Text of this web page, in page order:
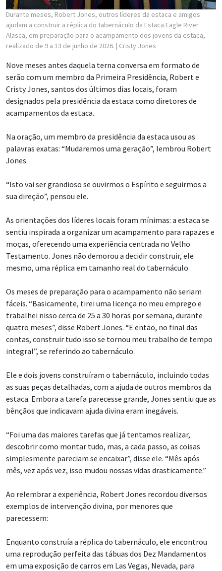
Durante meses, Robert Jones, outros líderes da estaca e amigos
ajudam a construir a réplica do tabernáculo da Estaca Eagle River
Alasca, em preparação para o acampamento dos jovens da estaca,
realizado de 9 a 13 de junho de 2026. | Cristy Jones
Nove meses antes daquela terna conversa em formato de
serão com um membro da Primeira Presidência, Robert e
Cristy Jones, santos dos últimos dias locais, foram
designados pela presidência da estaca como diretores de
acampamentos da estaca.
Na oração, um membro da presidência da estaca usou as
palavras exatas: “Mudaremos uma geração”, lembrou Robert
Jones.
“Isto vai ser grandioso se ouvirmos o Espírito e seguirmos a
sua direção”, pensou ele.
As orientações dos líderes locais foram mínimas: a estaca se
sentiu inspirada a organizar um acampamento para rapazes e
moças, oferecendo uma experiência centrada no Velho
Testamento. Jones não demorou a decidir construir, ele
mesmo, uma réplica em tamanho real do tabernáculo.
Os meses de preparação para o acampamento não seriam
fáceis. “Basicamente, tirei uma licença no meu emprego e
trabalhei nisso cerca de 25 a 30 horas por semana, durante
quatro meses”, disse Robert Jones. “E então, no final das
contas, construir tudo isso se tornou meu trabalho de tempo
integral”, se referindo ao tabernáculo.
Ele e dois jovens construíram o tabernáculo, incluindo todas
as suas peças detalhadas, com a ajuda de outros membros da
estaca. Embora a tarefa parecesse grande, Jones sentiu que as
bênçãos que indicavam ajuda divina eram inegáveis.
“Foi uma das maiores tarefas que já tentamos realizar,
descobrir como montar tudo, mas, a cada passo, as coisas
simplesmente pareciam se encaixar”, disse ele. “Mês após
mês, vez após vez, isso mudou nossas vidas drasticamente.”
Ao relembrar a experiência, Robert Jones recordou diversos
exemplos de intervenção divina, por menores que
parecessem:
Enquanto construía a réplica do tabernáculo, ele encontrou
uma reprodução perfeita das tábuas dos Dez Mandamentos
em uma exposição de carros em Las Vegas, Nevada, para